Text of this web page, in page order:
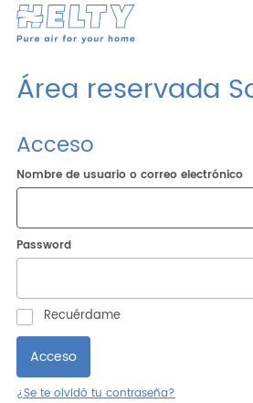
Investigación
Productos
Proyectos
Recursos
Hágase distribuidor
Área reservada
Acceso
Nombre de usuario o correo electrónico
Password
Recuérdame
¿Se te olvidó tu contraseña?